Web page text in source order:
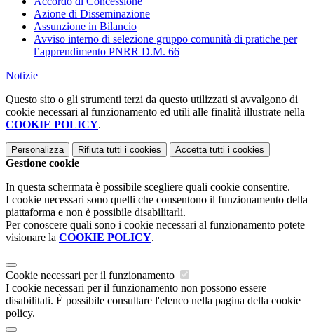
Azione di Disseminazione
Assunzione in Bilancio
Avviso interno di selezione gruppo comunità di pratiche per
l’apprendimento PNRR D.M. 66
Notizie
Questo sito o gli strumenti terzi da questo utilizzati si avvalgono di
cookie necessari al funzionamento ed utili alle finalità illustrate nella
COOKIE POLICY.
Personalizza Rifiuta tutti i cookies Accetta tutti i cookies
Gestione cookie
In questa schermata è possibile scegliere quali cookie consentire.
I cookie necessari sono quelli che consentono il funzionamento della
piattaforma e non è possibile disabilitarli.
Per conoscere quali sono i cookie necessari al funzionamento potete
visionare la COOKIE POLICY.
Cookie necessari per il funzionamento
I cookie necessari per il funzionamento non possono essere
disabilitati. È possibile consultare l'elenco nella pagina della cookie
policy.